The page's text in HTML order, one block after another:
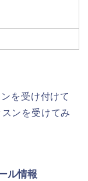
を受け付けて
ンを受けてみ
ル情報